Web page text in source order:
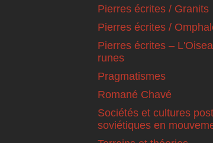
Pierres écrites / Granits
Pierres écrites /
Pierres écrites –
runes
Pragmatismes
Romané Chavé
Sociétés et cultures
soviétiques en